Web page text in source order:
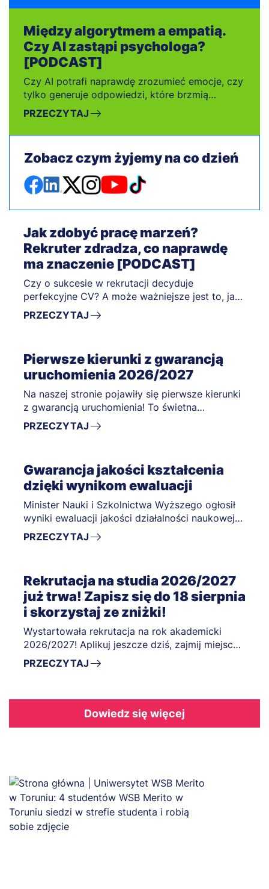
stabilizacji, a może po prostu świętego
Między algorytmem a empatią.
Czy AI zastąpi psychologa?
[PODCAST]
Czy AI potrafi naprawdę zrozumieć emocje, czy
tylko generuje odpowiedzi, które brzmią
empatycznie? Czy rozmowa z chatbotem może
pomóc w trudnym momencie, a może czasem
oddala nas od kontaktu z drugim człowiekiem?
PRZECZYTAJ
Zobacz czym żyjemy na co dzień
Jak zdobyć pracę marzeń?
Rekruter zdradza, co naprawdę
ma znaczenie [PODCAST]
Czy o sukcesie w rekrutacji decyduje
perfekcyjne CV? A może ważniejsze jest to, jak
kandydat mówi o swoim doświadczeniu,
kompetencjach i wartości, którą może wnieść
PRZECZYTAJ
Pierwsze kierunki z gwarancją
uruchomienia 2026/2027
Na naszej stronie pojawiły się pierwsze kierunki
z gwarancją uruchomienia! To świetna
wiadomość dla kandydatów, którzy chcą mieć
pewność, że ich wymarzone studia rozpoczną
PRZECZYTAJ
Gwarancja jakości kształcenia
dzięki wynikom ewaluacji
Minister Nauki i Szkolnictwa Wyższego ogłosił
wyniki ewaluacji jakości działalności naukowej
za lata 2022-2025.
PRZECZYTAJ
Rekrutacja na studia 2026/2027
już trwa! Zapisz się do 18 sierpnia
i skorzystaj ze zniżki!
Wystartowała rekrutacja na rok akademicki
2026/2027! Aplikuj jeszcze dziś, zajmij miejsce
na wybranym kierunku i zacznij studiować w
październiku! Wybierz ścieżkę kariery idealną
WSB Merito i połącz studia z pracą oraz
rozwijaniem swoich pasji!
PRZECZYTAJ
Dowiedz się więcej